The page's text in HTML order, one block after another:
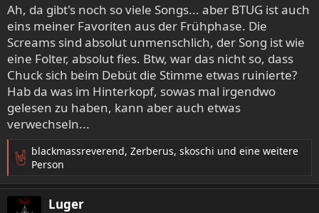
Ah, da gibt's noch so viele Songs... aber BTUG ist auch
eins meiner Favoriten aus der Frühphase. Die
Screams sind absolut unmenschlich, der Song ist wie
eine Folter, absolut fies. Btw, war das nicht so, dass
Chuck sich beim Debüt die Stimme etwas ruinierte?
Hab da was im Hinterkopf, sowas mal irgendwo
gelesen zu haben, kann aber auch etwas
verwechseln...
R
a
blackmassreverend, Zerberus, skoschi und eine weitere
Person
Luger